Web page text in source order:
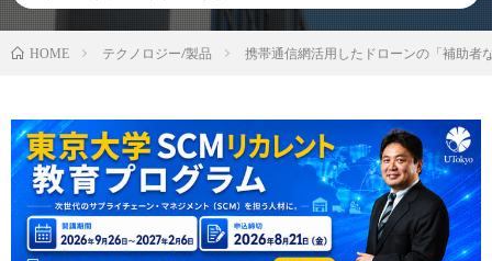
HOME テクノロジー/製品 携帯通信網活用したドローンの「補助者